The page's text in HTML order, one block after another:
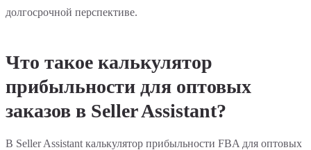
долгосрочной перспективе.
Что такое калькулятор
прибыльности для оптовых
заказов в Seller Assistant?
В Seller Assistant калькулятор прибыльности FBA для оптовых